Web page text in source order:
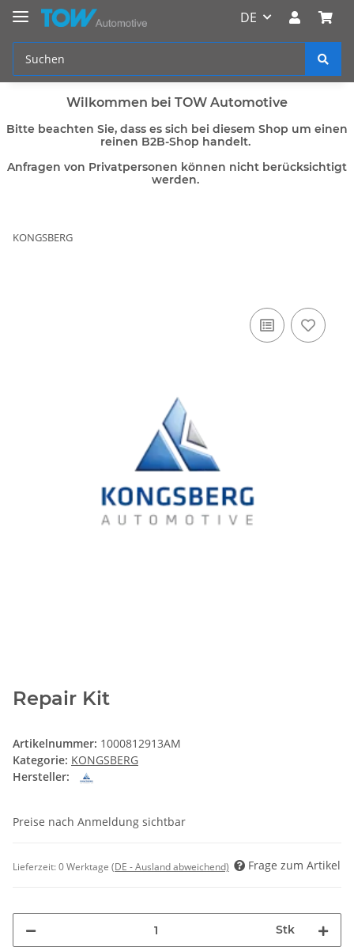
DE
Wilkommen bei TOW Automotive
Bitte beachten Sie, dass es sich bei diesem Shop um einen
reinen B2B-Shop handelt.
Anfragen von Privatpersonen können nicht berücksichtigt
werden.
KONGSBERG
Repair Kit
Artikelnummer: 1000812913AM
Kategorie: KONGSBERG
Hersteller:
Preise nach Anmeldung sichtbar
Lieferzeit:0 Werktage (DE - Ausland abweichend) Frage zum Artikel
Stk